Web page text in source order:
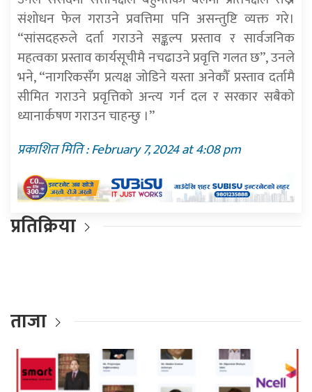
संशोधन फेल गराउने प्रवत्तिमा पनि असन्तुष्टि व्यक्त गरे।
“सांसदहरुले दर्ता गराउने सङ्कल्प प्रस्ताव र सार्वजनिक
महत्वका प्रस्ताव कार्यसूचीमै नचढाउने प्रवृत्ति गलत छ”, उनले
भने, “नागरिकसँग प्रत्यक्ष जोडिने यस्ता अनेकौँ प्रस्ताव दर्तामै
सीमित गराउने प्रवृत्तिको अन्त्य गर्न दल र सरकार सबैको
ध्यानार्कषण गराउन चाहन्छु ।”
प्रकाशित मिति : February 7, 2024 at 4:08 pm
प्रतिक्रिया
ताजा